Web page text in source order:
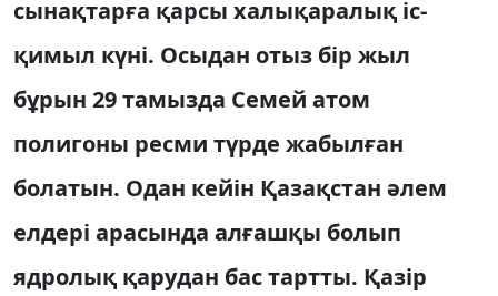
сынақтарға қарсы халықаралық іс-
қимыл күні. Осыдан отыз бір жыл
бұрын 29 тамызда Семей атом
полигоны ресми түрде жабылған
болатын. Одан кейін Қазақстан әлем
елдері арасында алғашқы болып
ядролық қарудан бас тартты. Қазір